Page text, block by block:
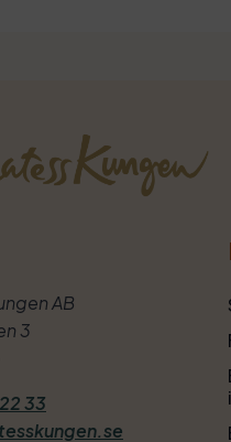
AB
3
33